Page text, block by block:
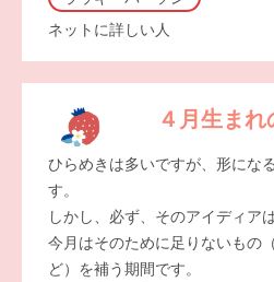
ネットに詳しい人
４月生まれ
ひらめきは多いですが、形にな
す。
しかし、必ず、そのアイディア
今月はそのために足りないもの
ど）を補う期間です。